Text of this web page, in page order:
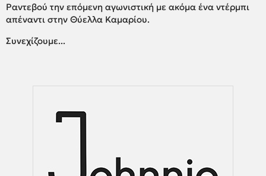
Ραντεβού την επόμενη αγωνιστική με ακόμα ένα ντέρμπι
απέναντι στην Θύελλα Καμαρίου.
Συνεχίζουμε...